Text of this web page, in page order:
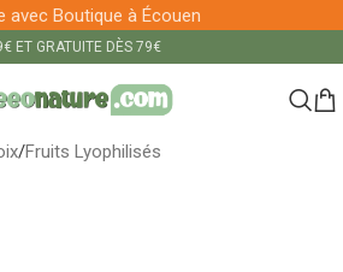
Boutique à Écouen
ET GRATUITE DÈS 79€
/Fruits Lyophilisés